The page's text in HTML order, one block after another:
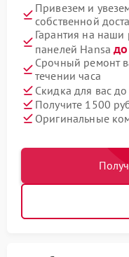
Привезем и
собственной
Гарантия на
панелей Hansa
Срочный ремонт
течении часа
Скидка для вас до
Получите 1500
Оригинальные